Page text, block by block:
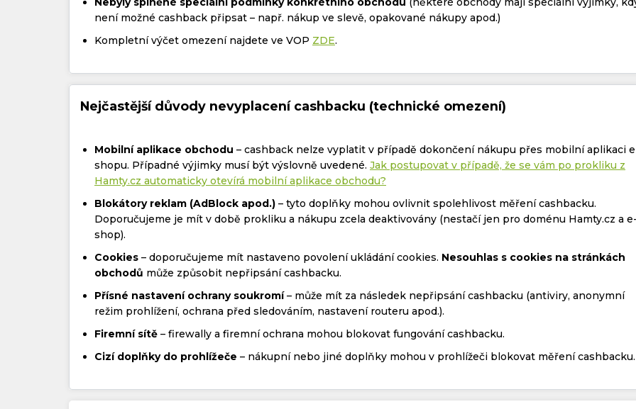
není možné cashback připsat – např. nákup ve slevě, opakované nákupy apod.)
Kompletní výčet omezení najdete ve VOP ZDE.
Nejčastější důvody nevyplacení cashbacku (technické omezení)
Mobilní aplikace obchodu – cashback nelze vyplatit v případě dokončení nákupu přes mobilní aplikaci
shopu. Případné výjimky musí být výslovně uvedené. Jak postupovat v případě, že se vám po prokliku z
Hamty.cz automaticky otevírá mobilní aplikace obchodu?
Blokátory reklam (AdBlock apod.) – tyto doplňky mohou ovlivnit spolehlivost měření cashbacku.
Doporučujeme je mít v době prokliku a nákupu zcela deaktivovány (nestačí jen pro doménu Hamty.cz a
shop).
Cookies – doporučujeme mít nastaveno povolení ukládání cookies. Nesouhlas s cookies na stránkách
obchodů může způsobit nepřipsání cashbacku.
Přísné nastavení ochrany soukromí– může mít za následek nepřipsání cashbacku (antiviry, anonymní
režim prohlížení, ochrana před sledováním, nastavení routeru apod.).
Firemní sítě – firewally a firemní ochrana mohou blokovat fungování cashbacku.
Cizí doplňky do prohlížeče – nákupní nebo jiné doplňky mohou v prohlížeči blokovat měření cashbacku.